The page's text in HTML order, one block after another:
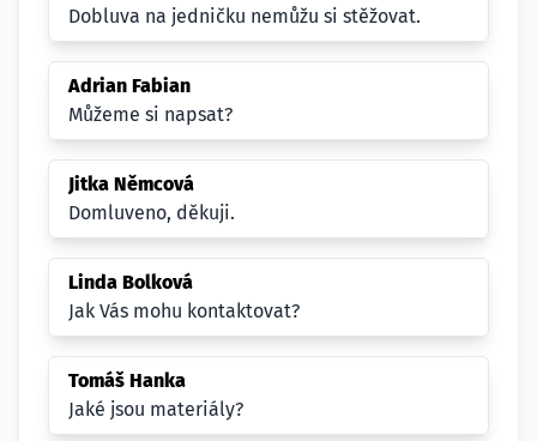
Dobluva na jedničku nemůžu si stěžovat.
Adrian Fabian
Můžeme si napsat?
Jitka Němcová
Domluveno, děkuji.
Linda Bolková
Jak Vás mohu kontaktovat?
Tomáš Hanka
Jaké jsou materiály?